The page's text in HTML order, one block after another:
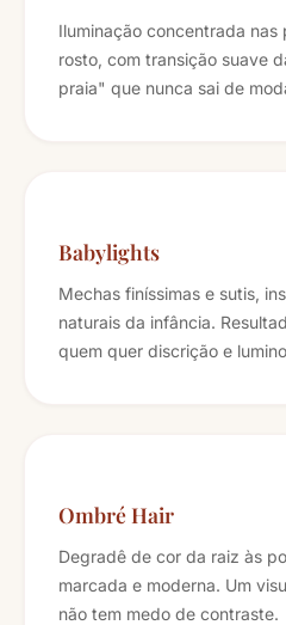
Iluminação concentrada
rosto, com transição suave
praia" que nunca sai de
Babylights
Mechas finíssimas e sutis,
naturais da infância.
quem quer discrição e
Ombré Hair
Degradê de cor da raiz às
marcada e moderna. Um
não tem medo de contraste.